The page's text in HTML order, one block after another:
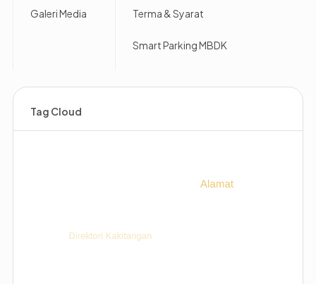
Galeri Media Terma & Syarat
Smart Parking MBDK
Tag Cloud